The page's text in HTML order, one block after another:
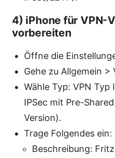
4) iPhone für VPN-
vorbereiten
Öffne die
Gehe zu Allgemein >
Wähle Typ: VPN Typ
IPSec mit Pre-
Version).
Trage Folgendes ein:
Beschreibung: